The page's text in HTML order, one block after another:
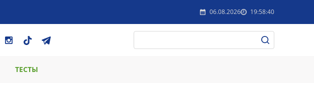
06.08.2026 19:58:40
ТЕСТЫ